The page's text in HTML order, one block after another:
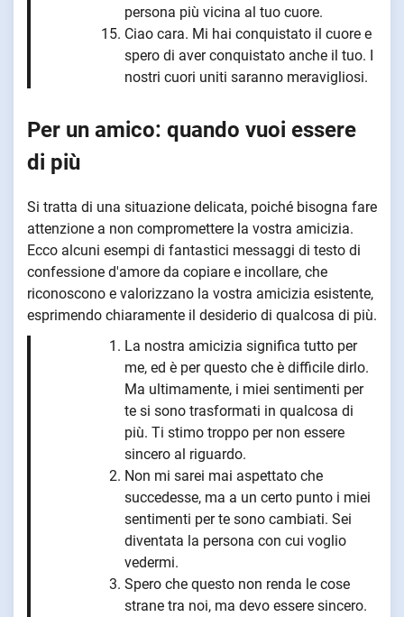
persona più vicina al tuo cuore.
Ciao cara. Mi hai conquistato il cuore e
spero di aver conquistato anche il tuo. I
nostri cuori uniti saranno meravigliosi.
Per un amico: quando vuoi essere
di più
Si tratta di una situazione delicata, poiché bisogna fare
attenzione a non compromettere la vostra amicizia.
Ecco alcuni esempi di fantastici messaggi di testo di
confessione d'amore da copiare e incollare, che
riconoscono e valorizzano la vostra amicizia esistente,
esprimendo chiaramente il desiderio di qualcosa di più.
La nostra amicizia significa tutto per
me, ed è per questo che è difficile dirlo.
Ma ultimamente, i miei sentimenti per
te si sono trasformati in qualcosa di
più. Ti stimo troppo per non essere
sincero al riguardo.
Non mi sarei mai aspettato che
succedesse, ma a un certo punto i miei
sentimenti per te sono cambiati. Sei
diventata la persona con cui voglio
vedermi.
Spero che questo non renda le cose
strane tra noi, ma devo essere sincero.